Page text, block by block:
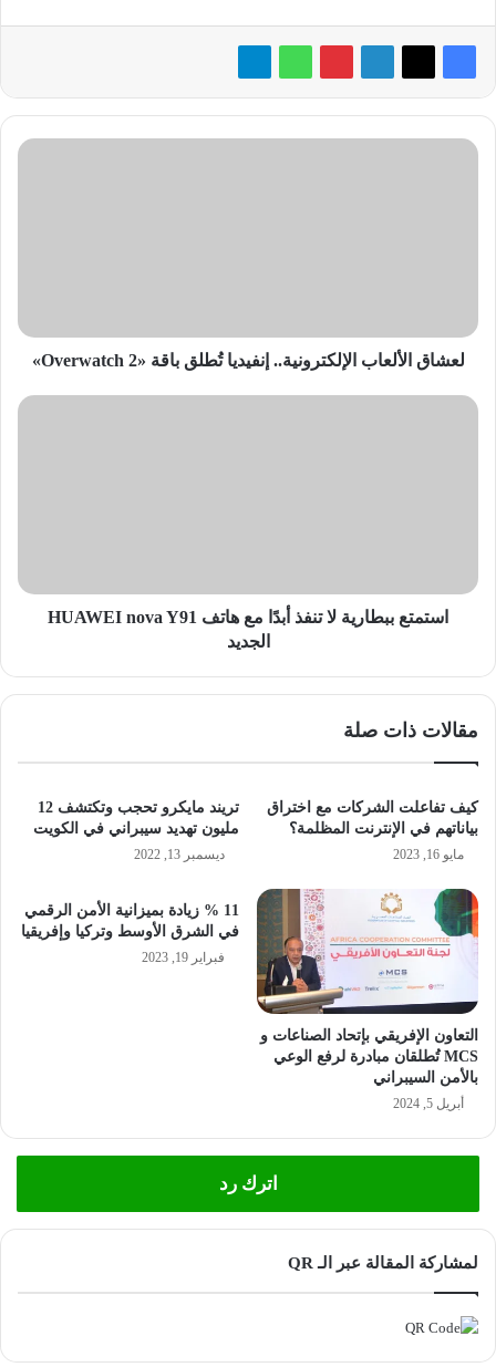
لعشاق
لعشاق الألعاب الإلكترونية.. إنفيديا تُطلق باقة «Overwatch 2»
استمتع
nova
استمتع ببطارية لا تنفذ أبدًا مع هاتف HUAWEI nova Y91
الجديد
مقالات ذات صلة
كيف تفاعلت الشركات مع اختراق
بياناتهم في الإنترنت المظلمة؟
مايو 16, 2023
تريند مايكرو تحجب وتكتشف 12
مليون تهديد سيبراني في الكويت
ديسمبر 13, 2022
التعاون الإفريقي بإتحاد الصناعات و
MCS تُطلقان مبادرة لرفع الوعي
بالأمن السيبراني
أبريل 5, 2024
11 % زيادة بميزانية الأمن الرقمي
في الشرق الأوسط وتركيا وإفريقيا
فبراير 19, 2023
اترك رد
لمشاركة المقالة عبر الـ QR